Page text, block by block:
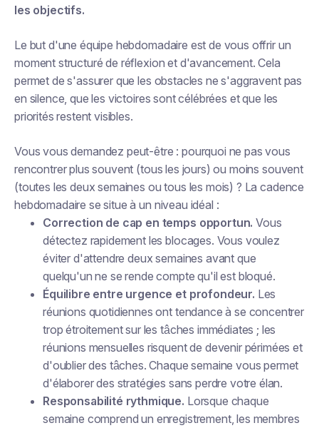
les objectifs.
Le but d'une équipe hebdomadaire est de vous offrir un
moment structuré de réflexion et d'avancement. Cela
permet de s'assurer que les obstacles ne s'aggravent pas
en silence, que les victoires sont célébrées et que les
priorités restent visibles.
Vous vous demandez peut-être : pourquoi ne pas vous
rencontrer plus souvent (tous les jours) ou moins souvent
(toutes les deux semaines ou tous les mois) ? La cadence
hebdomadaire se situe à un niveau idéal :
Correction de cap en temps opportun. Vous
détectez rapidement les blocages. Vous voulez
éviter d'attendre deux semaines avant que
quelqu'un ne se rende compte qu'il est bloqué.
Équilibre entre urgence et profondeur. Les
réunions quotidiennes ont tendance à se concentrer
trop étroitement sur les tâches immédiates ; les
réunions mensuelles risquent de devenir périmées et
d'oublier des tâches. Chaque semaine vous permet
d'élaborer des stratégies sans perdre votre élan.
Responsabilité rythmique. Lorsque chaque
semaine comprend un enregistrement, les membres